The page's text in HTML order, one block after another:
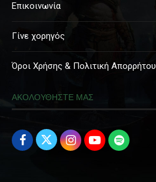
Επικοινωνία
Γίνε χορηγός
Όροι Χρήσης & Πολιτική Απορρήτου
ΑΚΟΛΟΥΘΗΣΤΕ ΜΑΣ